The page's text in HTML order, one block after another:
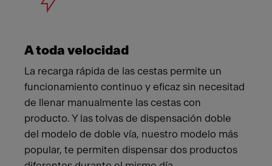
A toda velocidad
La recarga rápida de las cestas permite un
funcionamiento continuo y eficaz sin necesitad
de llenar manualmente las cestas con
producto. Y las tolvas de dispensación doble
del modelo de doble vía, nuestro modelo más
popular, te permiten dispensar dos productos